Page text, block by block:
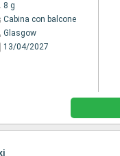
8 g
Cabina con balcone
Glasgow
13/04/2027